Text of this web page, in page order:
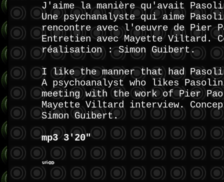
J'aime la manière qu'avait
Une psychanalyste qui aime
rencontre avec l'oeuvre de Pier
Entretien avec Mayette Viltard.
réalisation : Simon Guibert.
I like the manner that had
A psychoanalyst who likes
meeting with the work of Pier
Mayette Viltard interview.
Simon Guibert.
mp3 3'20"